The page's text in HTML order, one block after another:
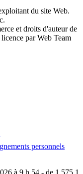
du site Web.
et droits d'auteur de
par Web Team
personnels
à 9 h 54 - de 1.575.1